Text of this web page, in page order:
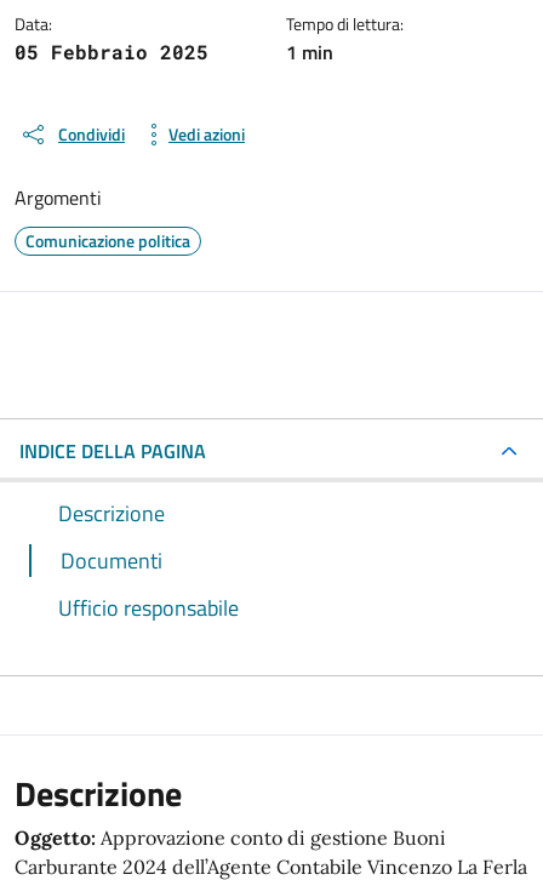
Data:
05 Febbraio 2025
Tempo di lettura:
1 min
Condividi Vedi azioni
Argomenti
Comunicazione politica
INDICE DELLA PAGINA
Descrizione
Documenti
Ufficio responsabile
Descrizione
Oggetto: Approvazione conto di gestione Buoni
Carburante 2024 dell’Agente Contabile Vincenzo La Ferla